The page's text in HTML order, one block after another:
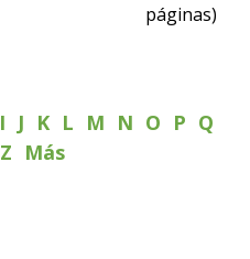
páginas)
I J K L M N O P Q
Z Más